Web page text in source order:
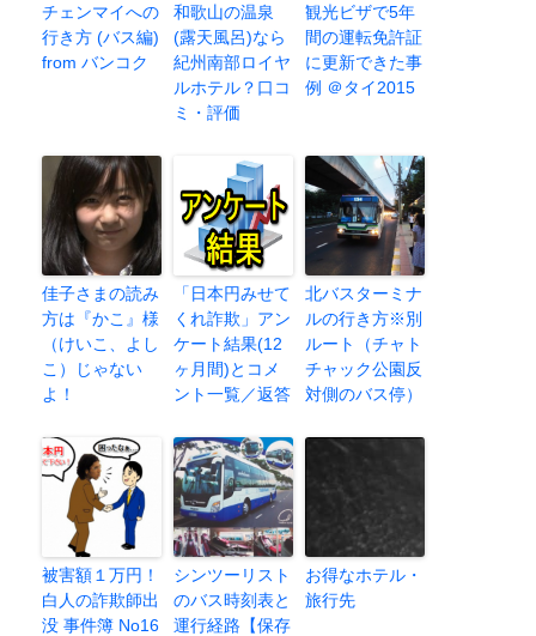
チェンマイへの
行き方 (バス編)
from バンコク
和歌山の温泉
(露天風呂)なら
紀州南部ロイヤ
ルホテル？口コ
ミ・評価
観光ビザで5年
間の運転免許証
に更新できた事
例 ＠タイ2015
佳子さまの読み
方は『かこ』様
（けいこ、よし
こ）じゃない
よ！
「日本円みせて
くれ詐欺」アン
ケート結果(12
ヶ月間)とコメ
ント一覧／返答
北バスターミナ
ルの行き方※別
ルート（チャト
チャック公園反
対側のバス停）
被害額１万円！
白人の詐欺師出
没 事件簿 No16
シンツーリスト
のバス時刻表と
運行経路【保存
お得なホテル・
旅行先